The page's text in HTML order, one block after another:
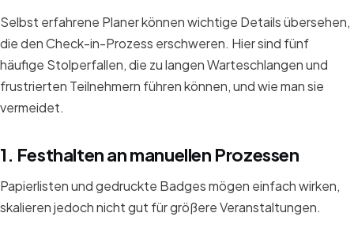
Selbst erfahrene Planer können wichtige Details übersehen,
die den Check-in-Prozess erschweren. Hier sind fünf
häufige Stolperfallen, die zu langen Warteschlangen und
frustrierten Teilnehmern führen können, und wie man sie
vermeidet.
1. Festhalten an manuellen Prozessen
Papierlisten und gedruckte Badges mögen einfach wirken,
skalieren jedoch nicht gut für größere Veranstaltungen.